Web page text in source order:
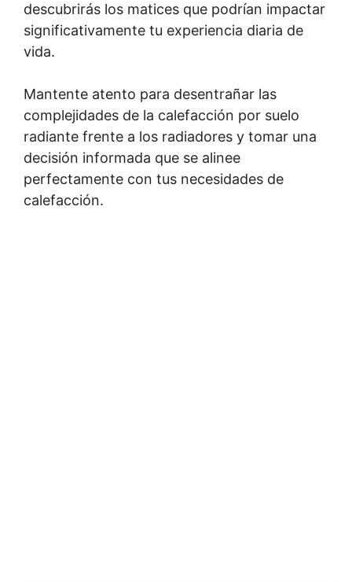
descubrirás los matices que podrían impactar
significativamente tu experiencia diaria de
vida.
Mantente atento para desentrañar las
complejidades de la calefacción por suelo
radiante frente a los radiadores y tomar una
decisión informada que se alinee
perfectamente con tus necesidades de
calefacción.